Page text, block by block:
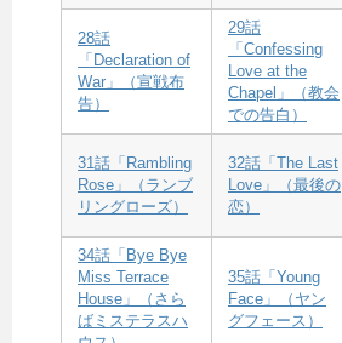
28話
「Declaration of
War」（宣戦布
告）
29話
「Confessing
Love at the
Chapel」（教会
での告白）
31話「Rambling
Rose」（ランブ
リングローズ）
32話「The Last
Love」（最後の
恋）
34話「Bye Bye
Miss Terrace
House」（さら
ばミステラスハ
35話「Young
Face」（ヤン
グフェース）